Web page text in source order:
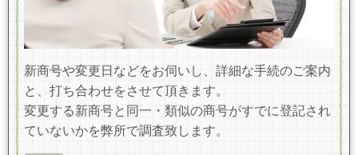
新商号や変更日などをお伺いし、詳細な手続のご案内
と、打ち合わせをさせて頂きます。
変更する新商号と同一・類似の商号がすでに登記され
ていないかを弊所で調査致します。